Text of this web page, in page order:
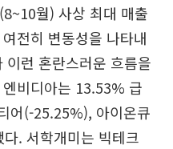
월) 사상 최대 매출
전히 변동성을 나타내
런 혼란스러운 흐름을
비디아는 13.53% 급
어(-25.25%), 아이온큐
. 서학개미는 빅테크